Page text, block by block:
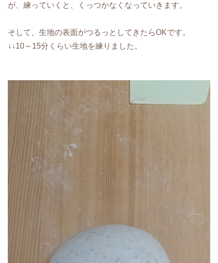
が、練っていくと、くっつかなくなっていきます。
そして、生地の表面がつるっとしてきたらOKです。
↓↓10～15分くらい生地を練りました。